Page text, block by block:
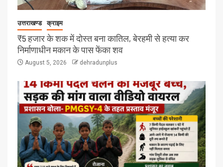
उत्तराखण्ड क्राइम
₹5 हजार के शक में दोस्त बना कातिल, बेरहमी से हत्या कर
निर्माणाधीन मकान के पास फेंका शव
August 5, 2026 dehradunplus